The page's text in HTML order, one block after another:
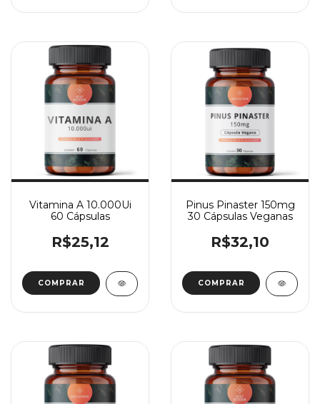
Vitamina A 10.000Ui
60 Cápsulas
R$25,12
Pinus Pinaster 150mg
30 Cápsulas Veganas
R$32,10